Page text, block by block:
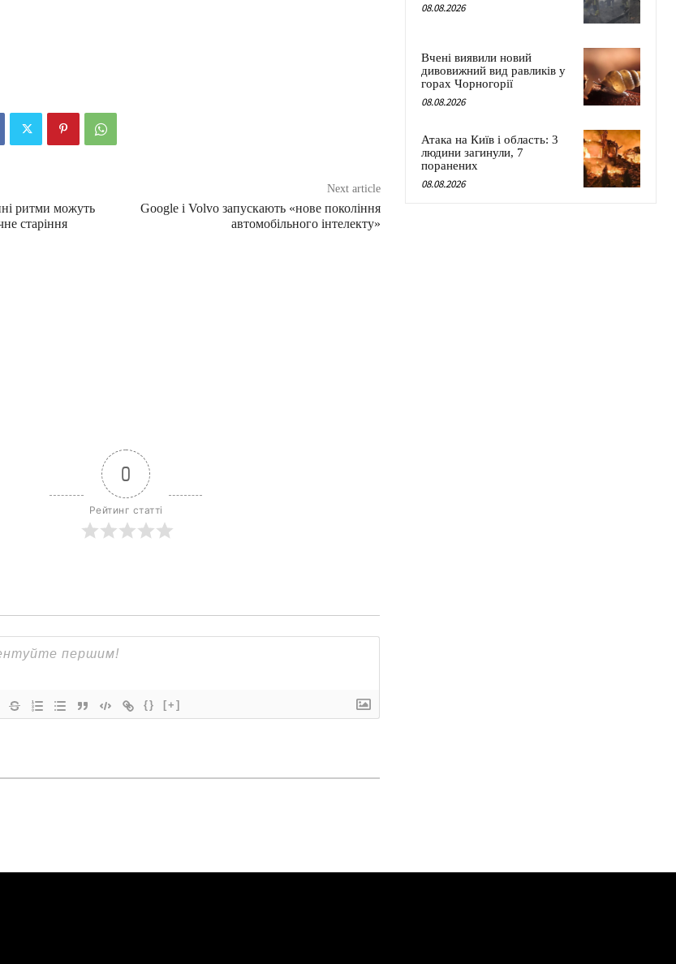
ритми можуть
старіння
Next article
Google і Volvo запускають «нове покоління
автомобільного інтелекту»
0
Рейтинг статті
{} [+]
08.08.2026
Вчені виявили новий
дивовижний вид равликів у
горах Чорногорії
08.08.2026
Атака на Київ і область: 3
людини загинули, 7
поранених
08.08.2026